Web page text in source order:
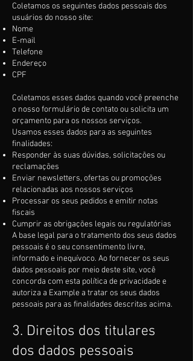
Coletamos os seguintes dados pessoais dos
usuários do nosso site:
Nome
E-mail
Telefone
Endereço
CPF
Coletamos esses dados quando você preenche
o nosso formulário de contato ou solicita um
orçamento para os nossos serviços.
Usamos esses dados para as seguintes
finalidades:
Responder às suas dúvidas, solicitações ou
reclamações
Enviar newsletters, ofertas ou promoções
relacionadas aos nossos serviços
Processar os seus pedidos e emitir notas
fiscais
Cumprir as obrigações legais ou regulatórias
A base legal para o tratamento dos seus dados
pessoais é o seu consentimento livre,
informado e inequívoco. Ao fornecer os seus
dados pessoais por meio deste site, você
concorda com esta política de privacidade e
autoriza a Example a tratar os seus dados
pessoais para as finalidades descritas acima.
3. Direitos dos titulares
dos dados pessoais